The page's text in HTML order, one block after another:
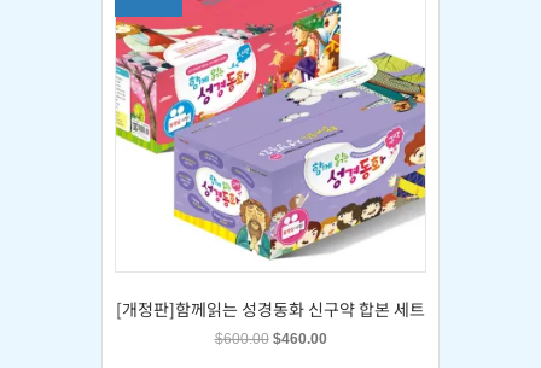
[개정판]함께읽는 성경동화 신구약 합본 세트
$600.00 Original
$460.00Current